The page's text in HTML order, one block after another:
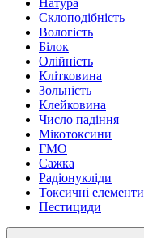
Натура
Склоподібність
Вологість
Білок
Олійність
Клітковина
Зольність
Клейковина
Число падіння
Мікотоксини
ГМО
Сажка
Радіонукліди
Токсичні елементи
Пестициди